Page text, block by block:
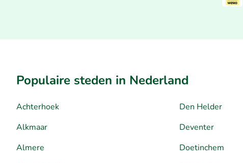
Populaire steden in Nederland
Achterhoek
Alkmaar
Almere
Den Helder
Deventer
Doetinchem